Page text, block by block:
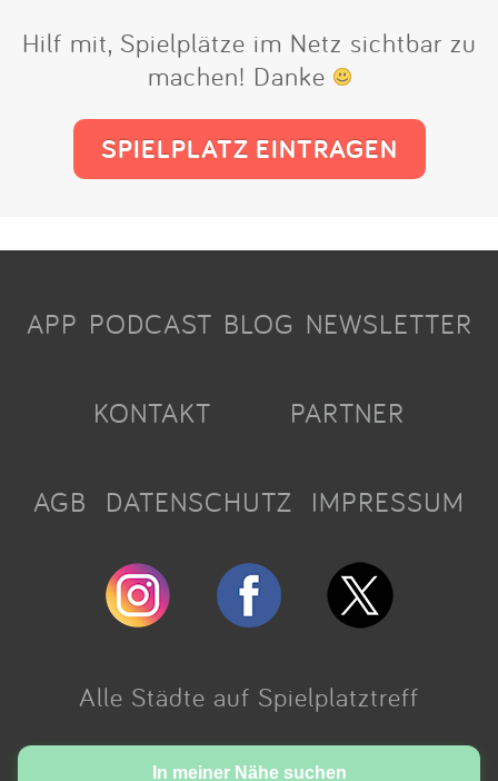
Hilf mit, Spielplätze im Netz sichtbar zu
machen! Danke
SPIELPLATZ EINTRAGEN
In meiner Nähe suchen
APP PODCAST BLOG NEWSLETTER
KONTAKT PARTNER
AGB DATENSCHUTZ IMPRESSUM
Alle Städte auf Spielplatztreff
Made with love in Cologne.